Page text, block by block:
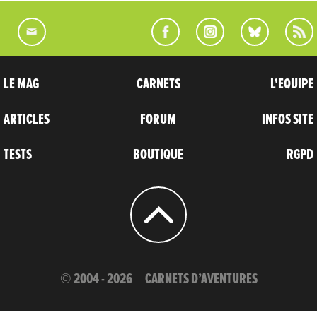
LE MAG
ARTICLES
TESTS
CARNETS
FORUM
BOUTIQUE
L'EQUIPE
INFOS SITE
RGPD
© 2004 - 2026 CARNETS D’AVENTURES